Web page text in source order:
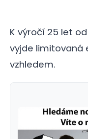
K výročí 25 let
vyjde limitovaná
vzhledem.